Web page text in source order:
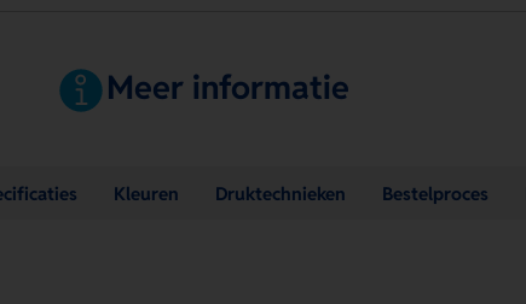
Meer informatie
Kleuren Druktechnieken Bestelproces